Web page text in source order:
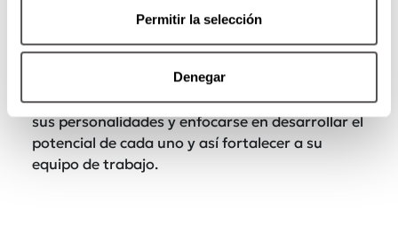
Permitir la selección
Denegar
Para combatir este tipo de personalidades
cultura organizacional, donde se promueva un
ambiente laboral sanoy óptimo. Además de
entender las necesidades de sus colaboradores,
sus personalidades y enfocarse en desarrollar el
potencial de cada uno y así fortalecer a su
equipo de trabajo.